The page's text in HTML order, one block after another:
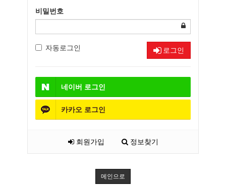
비밀번호
자동로그인 로그인
네이버 로그인
카카오 로그인
회원가입 정보찾기
메인으로